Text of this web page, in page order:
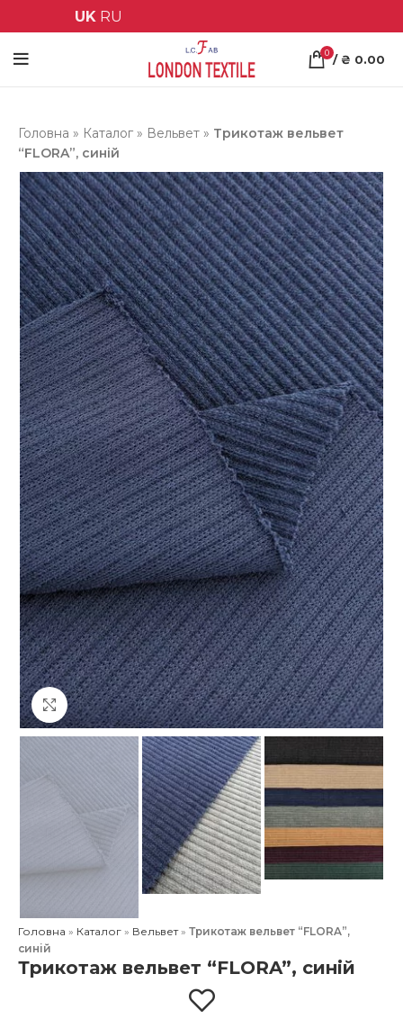
UK RU
0 / ₴ 0.00
Головна » Каталог » Вельвет » Трикотаж вельвет
“FLORA”, синій
Клацніть, щоб збільшити
Головна » Каталог » Вельвет»Трикотаж вельвет “FLORA”,
синій
Трикотаж вельвет “FLORA”, синій